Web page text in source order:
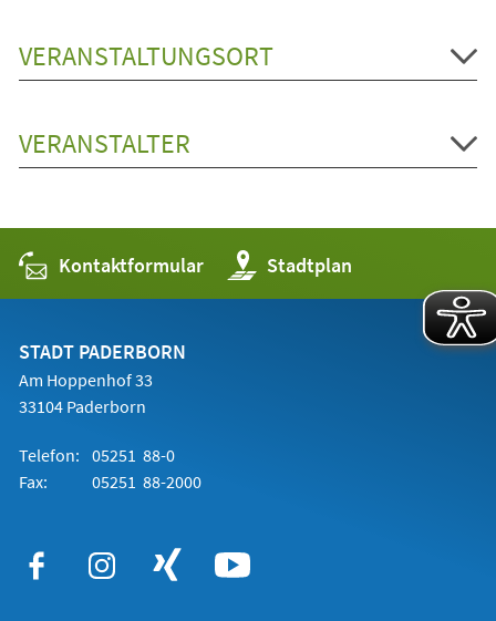
VERANSTALTUNGSORT
VERANSTALTER
Kontaktformular Stadtplan
(Öffnet
in
einem
STADT PADERBORN
Am Hoppenhof 33
33104 Paderborn
Telefon: 05251 88-0
Fax:
05251 88-2000